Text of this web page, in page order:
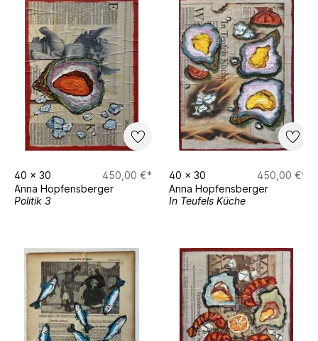
40 x 30
450,00 €*
Anna Hopfensberger
Politik 3
40 x 30
450,00 €*
Anna Hopfensberger
In Teufels Küche